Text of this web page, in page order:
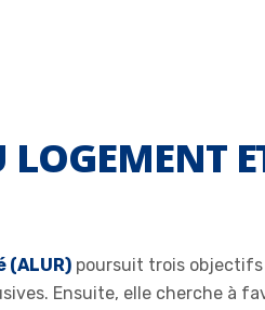
LOGEMENT
(ALUR) poursuit trois objectifs
Ensuite, elle cherche à